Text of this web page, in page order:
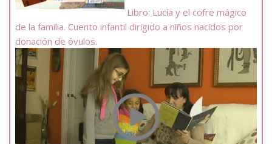
Libro: Lucía y el cofre mágico
de la familia. Cuento infantil dirigido a niños nacidos por
donación de óvulos.